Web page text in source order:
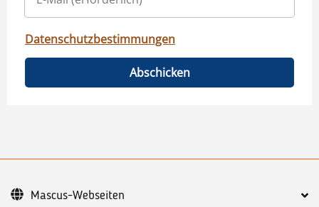
Datenschutzbestimmungen
Abschicken
Mascus-Webseiten